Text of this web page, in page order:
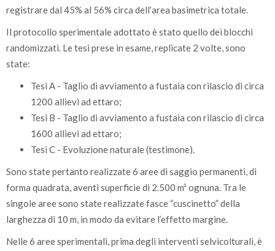
registrare dal 45% al 56% circa dell’area basimetrica totale.
Il protocollo sperimentale adottato è stato quello dei blocchi
randomizzati. Le tesi prese in esame, replicate 2 volte, sono
state:
Tesi A - Taglio di avviamento a fustaia con rilascio di circa
1200 allievi ad ettaro;
Tesi B - Taglio di avviamento a fustaia con rilascio di circa
1600 allievi ad ettaro;
Tesi C - Evoluzione naturale (testimone).
Sono state pertanto realizzate 6 aree di saggio permanenti, di
forma quadrata, aventi superficie di 2.500 m² ognuna. Tra le
singole aree sono state realizzate fasce “cuscinetto” della
larghezza di 10 m, in modo da evitare l’effetto margine.
Nelle 6 aree sperimentali, prima degli interventi selvicolturali, è